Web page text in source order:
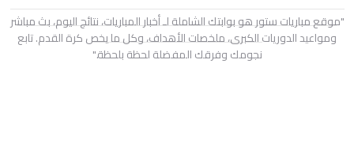
"موقع مباريات ستور هو بوابتك الشاملة لـ أخبار المباريات، نتائج اليوم، بث مباشر
ومواعيد الدوريات الكبرى، ملخصات الأهداف، وكل ما يخص كرة القدم. تابع
نجومك وفرقك المفضلة لحظة بلحظة."